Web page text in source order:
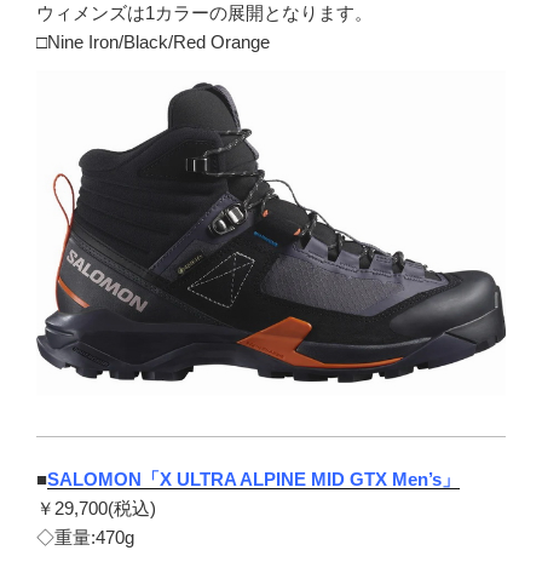
ウィメンズは1カラーの展開となります。
□Nine Iron/Black/Red Orange
■SALOMON「X ULTRA ALPINE MID GTX Men’s」
￥29,700(税込)
◇重量:470g